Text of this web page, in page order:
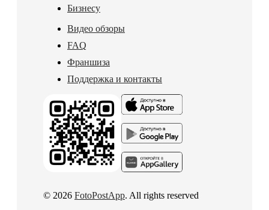
Бизнесу
Видео обзоры
FAQ
Франшиза
Поддержка и контакты
© 2026 FotoPostApp. All rights reserved